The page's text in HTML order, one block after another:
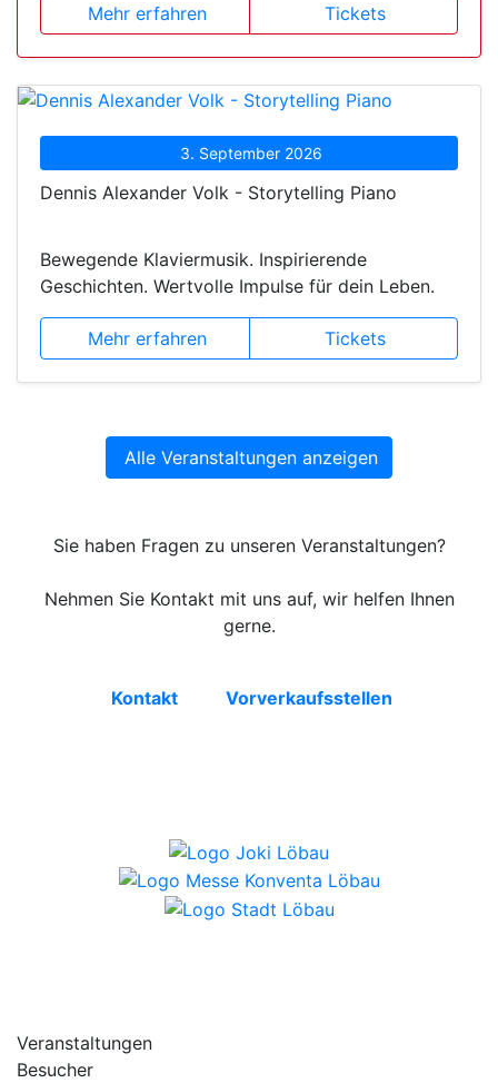
Mehr erfahren Tickets
3. September 2026
Dennis Alexander Volk - Storytelling Piano
Bewegende Klaviermusik. Inspirierende
Geschichten. Wertvolle Impulse für dein Leben.
Mehr erfahren Tickets
Alle Veranstaltungen anzeigen
Sie haben Fragen zu unseren Veranstaltungen?
Nehmen Sie Kontakt mit uns auf, wir helfen Ihnen
gerne.
Kontakt Vorverkaufsstellen
Veranstaltungen
Besucher